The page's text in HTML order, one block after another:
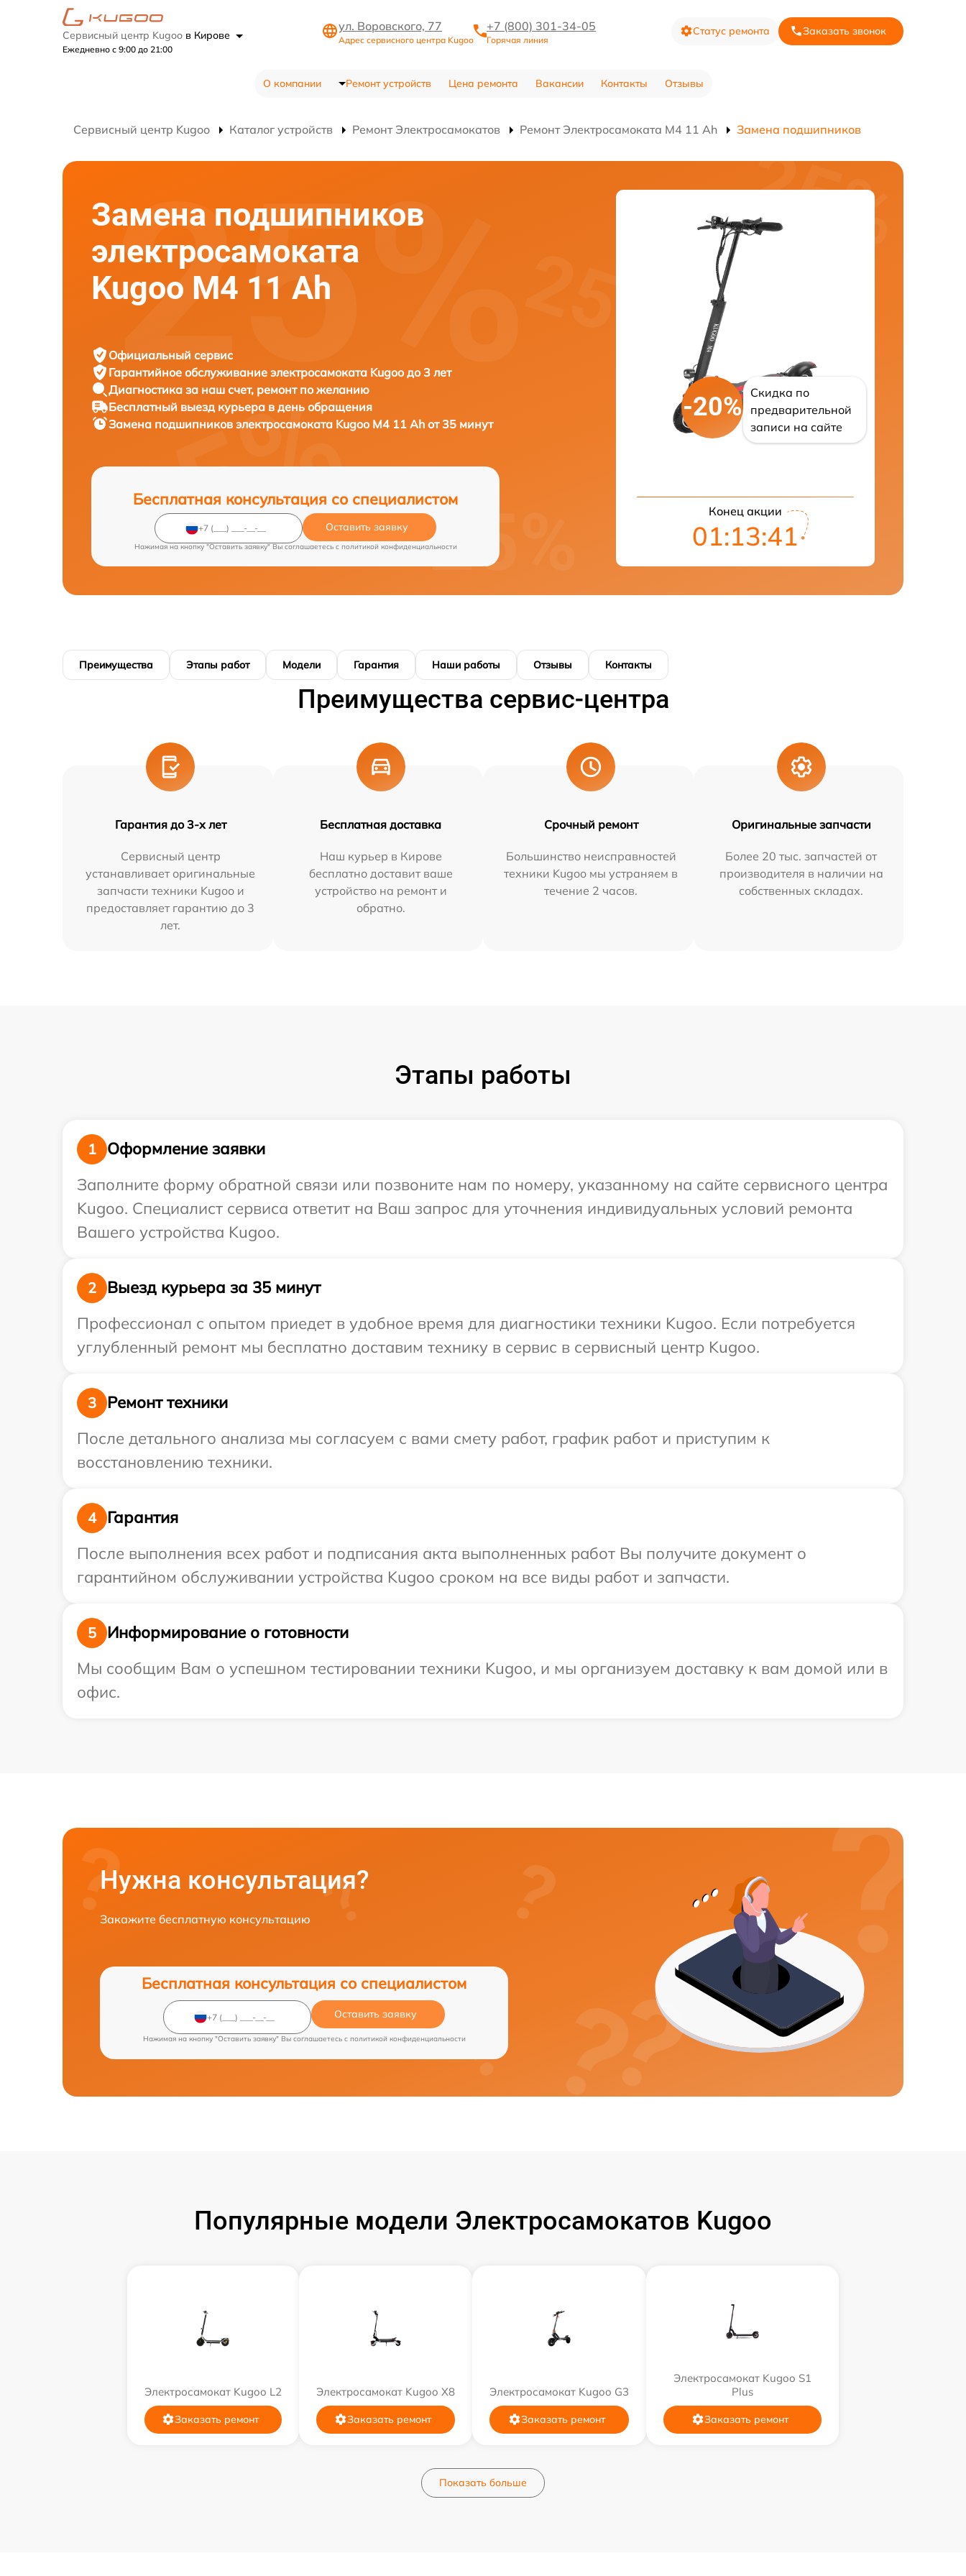
Сервисный центр Kugoo в Кирове
Ежедневно с 9:00 до 21:00
ул. Воровского, 77
Адрес сервисного центра Kugoo
+7 (800) 301-34-05
Горячая линия
Статус ремонта Заказать звонок
О компании Ремонт устройств Цена ремонта Вакансии Контакты Отзывы
Сервисный центр Kugoo Каталог устройств Ремонт Электросамокатов Ремонт Электросамоката M4 11 Ah Замена подшипников
Замена подшипников
электросамоката
Kugoo M4 11 Ah
Официальный сервис
Гарантийное обслуживание электросамоката Kugoo до 3 лет
Диагностика за наш счет, ремонт по желанию
Бесплатный выезд курьера в день обращения
Замена подшипников электросамоката Kugoo M4 11 Ah от 35 минут
Бесплатная консультация со специалистом
Оставить заявку
Нажимая на кнопку "Оставить заявку" Вы соглашаетесь c политикой конфиденциальности
-20%
Скидка по
предварительной
записи на сайте
Конец акции
01:13:40
Преимущества Этапы работ Модели Гарантия Наши работы Отзывы Контакты
Преимущества сервис-центра
Гарантия до 3-х лет
Сервисный центр
устанавливает оригинальные
запчасти техники Kugoo и
предоставляет гарантию до 3
лет.
Бесплатная доставка
Наш курьер в Кирове
бесплатно доставит ваше
устройство на ремонт и
обратно.
Срочный ремонт
Большинство неисправностей
техники Kugoo мы устраняем в
течение 2 часов.
Оригинальные запчасти
Более 20 тыс. запчастей от
производителя в наличии на
собственных складах.
Этапы работы
1
Оформление заявки
Заполните форму обратной связи или позвоните нам по номеру, указанному на сайте сервисного центра
Kugoo. Специалист сервиса ответит на Ваш запрос для уточнения индивидуальных условий ремонта
Вашего устройства Kugoo.
2
Выезд курьера за 35 минут
Профессионал с опытом приедет в удобное время для диагностики техники Kugoo. Если потребуется
углубленный ремонт мы бесплатно доставим технику в сервис в сервисный центр Kugoo.
3
Ремонт техники
После детального анализа мы согласуем с вами смету работ, график работ и приступим к
восстановлению техники.
4
Гарантия
После выполнения всех работ и подписания акта выполненных работ Вы получите документ о
гарантийном обслуживании устройства Kugoo сроком на все виды работ и запчасти.
5
Информирование о готовности
Мы сообщим Вам о успешном тестировании техники Kugoo, и мы организуем доставку к вам домой или в
офис.
Нужна консультация?
Закажите бесплатную консультацию
Бесплатная консультация со специалистом
Оставить заявку
Нажимая на кнопку "Оставить заявку" Вы соглашаетесь c политикой конфиденциальности
Популярные модели Электросамокатов Kugoo
Электросамокат Kugoo L2
Заказать ремонт
Электросамокат Kugoo X8
Заказать ремонт
Электросамокат Kugoo G3
Заказать ремонт
Электросамокат Kugoo S1
Plus
Заказать ремонт
Показать больше